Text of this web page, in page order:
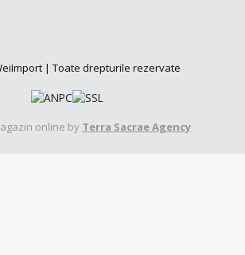
| Toate drepturile rezervate
online by Terra Sacrae Agency